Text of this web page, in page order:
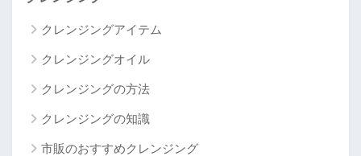
クレンジングアイテム
クレンジングオイル
クレンジングの方法
クレンジングの知識
市販のおすすめクレンジング